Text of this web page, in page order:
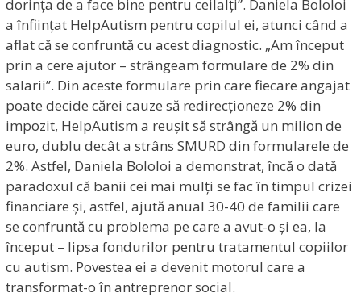
dorința de a face bine pentru ceilalți”. Daniela Bololoi
a înființat HelpAutism pentru copilul ei, atunci când a
aflat că se confruntă cu acest diagnostic. „Am început
prin a cere ajutor – strângeam formulare de 2% din
salarii”. Din aceste formulare prin care fiecare angajat
poate decide cărei cauze să redirecționeze 2% din
impozit, HelpAutism a reușit să strângă un milion de
euro, dublu decât a strâns SMURD din formularele de
2%. Astfel, Daniela Bololoi a demonstrat, încă o dată
paradoxul că banii cei mai mulți se fac în timpul crizei
financiare și, astfel, ajută anual 30-40 de familii care
se confruntă cu problema pe care a avut-o și ea, la
început – lipsa fondurilor pentru tratamentul copiilor
cu autism. Povestea ei a devenit motorul care a
transformat-o în antreprenor social.